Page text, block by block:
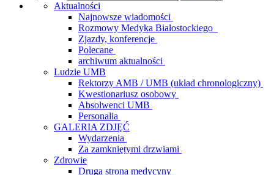
Aktualności
Najnowsze wiadomości
Rozmowy Medyka Białostockiego
Zjazdy, konferencje
Polecane
archiwum aktualności
Ludzie UMB
Rektorzy AMB / UMB (układ chronologiczny)
Kwestionariusz osobowy
Absolwenci UMB
Personalia
GALERIA ZDJĘĆ
Wydarzenia
Za zamkniętymi drzwiami
Zdrowie
Druga strona medycyny